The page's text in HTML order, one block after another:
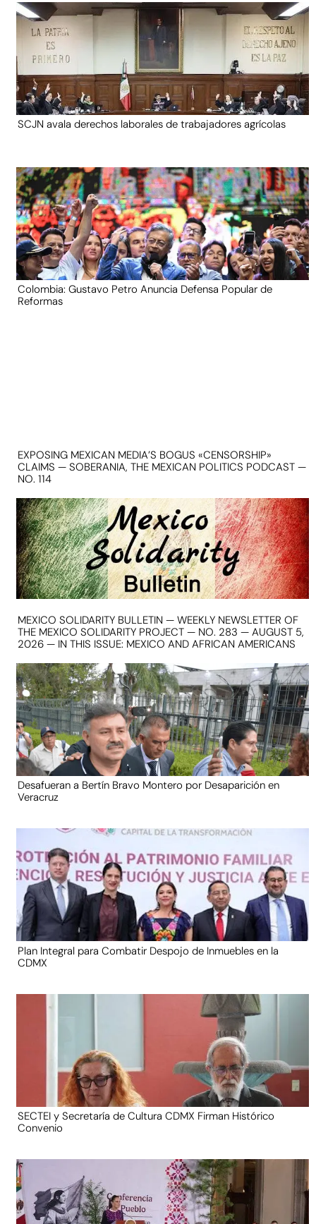
SCJN avala derechos laborales de trabajadores agrícolas
Colombia: Gustavo Petro Anuncia Defensa Popular de
Reformas
EXPOSING MEXICAN MEDIA’S BOGUS «CENSORSHIP»
CLAIMS — SOBERANIA, THE MEXICAN POLITICS PODCAST —
NO. 114
MEXICO SOLIDARITY BULLETIN — WEEKLY NEWSLETTER OF
THE MEXICO SOLIDARITY PROJECT — NO. 283 — AUGUST 5,
2026 — IN THIS ISSUE: MEXICO AND AFRICAN AMERICANS
Desafueran a Bertín Bravo Montero por Desaparición en
Veracruz
Plan Integral para Combatir Despojo de Inmuebles en la
CDMX
SECTEI y Secretaría de Cultura CDMX Firman Histórico
Convenio